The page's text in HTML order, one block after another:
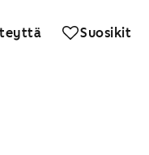
Suosikit